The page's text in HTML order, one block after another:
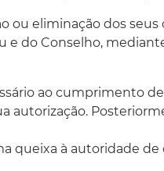
ou eliminação dos
e do Conselho,
ao cumprimento
autorização.
queixa à autoridade